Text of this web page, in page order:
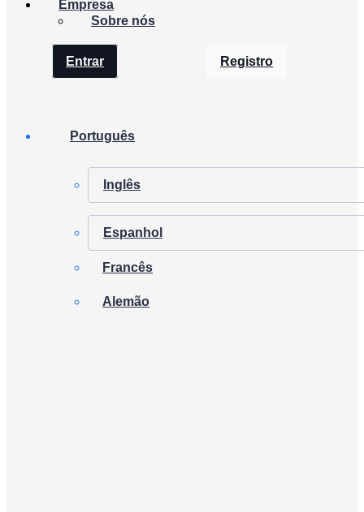
Empresa
Sobre nós
Entrar Registro
Português
Inglês
Espanhol
Francês
Alemão